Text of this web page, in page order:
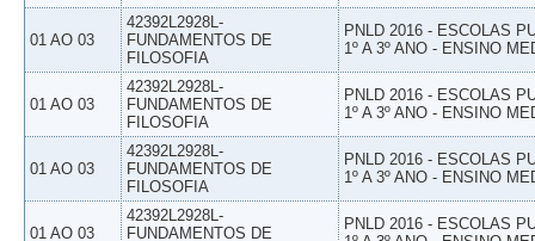
01 AO 03
42392L2928L-
FUNDAMENTOS DE
FILOSOFIA
PNLD 2016 - ESCOLAS
1º A 3º ANO - ENSINO
01 AO 03
42392L2928L-
FUNDAMENTOS DE
FILOSOFIA
PNLD 2016 - ESCOLAS
1º A 3º ANO - ENSINO
01 AO 03
42392L2928L-
FUNDAMENTOS DE
FILOSOFIA
PNLD 2016 - ESCOLAS
1º A 3º ANO - ENSINO
01 AO 03
42392L2928L-
FUNDAMENTOS DE
PNLD 2016 - ESCOLAS